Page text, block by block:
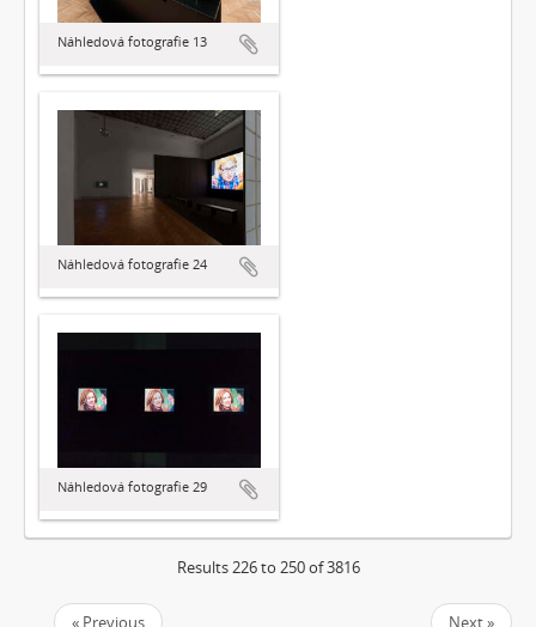
Náhledová fotografie 13
Náhledová fotografie 24
Náhledová fotografie 29
Results 226 to 250 of 3816